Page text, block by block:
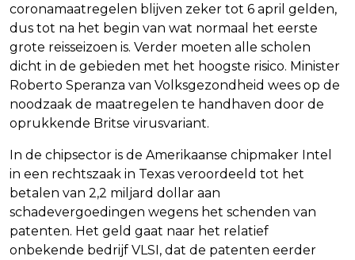
coronamaatregelen blijven zeker tot 6 april gelden,
dus tot na het begin van wat normaal het eerste
grote reisseizoen is. Verder moeten alle scholen
dicht in de gebieden met het hoogste risico. Minister
Roberto Speranza van Volksgezondheid wees op de
noodzaak de maatregelen te handhaven door de
oprukkende Britse virusvariant.
In de chipsector is de Amerikaanse chipmaker Intel
in een rechtszaak in Texas veroordeeld tot het
betalen van 2,2 miljard dollar aan
schadevergoedingen wegens het schenden van
patenten. Het geld gaat naar het relatief
onbekende bedrijf VLSI, dat de patenten eerder